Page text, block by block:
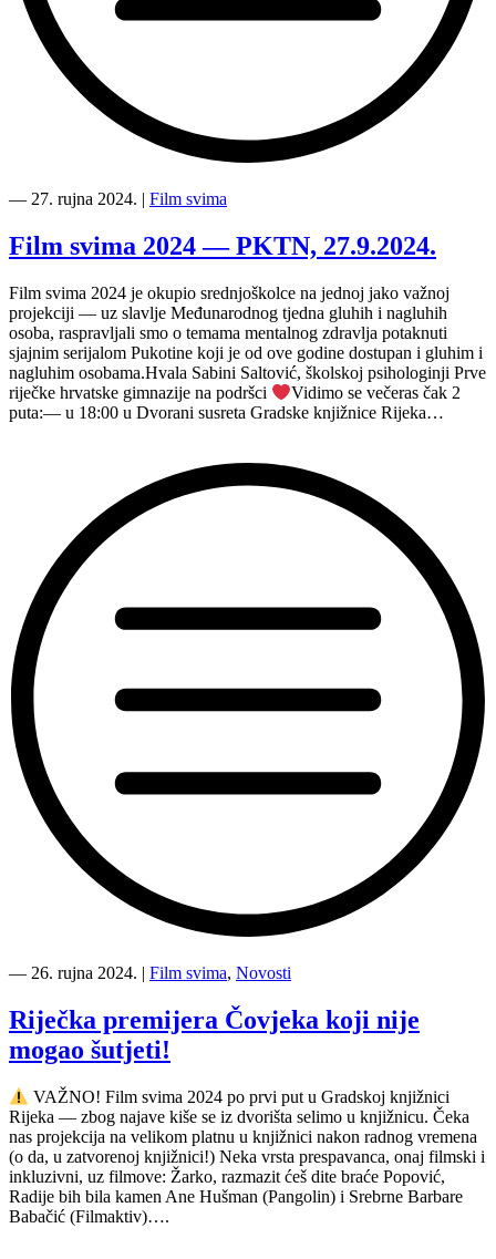
svima
Smjernice
za
kulturne
prakse”
― 27. rujna 2024. | Film svima
Film svima 2024 — PKTN, 27.9.2024.
Film svima 2024 je okupio srednjoškolce na jednoj jako važnoj
projekciji — uz slavlje Međunarodnog tjedna gluhih i nagluhih
osoba, raspravljali smo o temama mentalnog zdravlja potaknuti
sjajnim serijalom Pukotine koji je od ove godine dostupan i gluhim i
nagluhim osobama.Hvala Sabini Saltović, školskoj psihologinji Prve
riječke hrvatske gimnazije na podršci
Vidimo se večeras čak 2
puta:— u 18:00 u Dvorani susreta Gradske knjižnice Rijeka…
svima
—
PKTN,
27.9.2024.”
― 26. rujna 2024. | Film svima, Novosti
Riječka premijera Čovjeka koji nije
mogao šutjeti!
VAŽNO! Film svima 2024 po prvi put u Gradskoj knjižnici
Rijeka — zbog najave kiše se iz dvorišta selimo u knjižnicu. Čeka
nas projekcija na velikom platnu u knjižnici nakon radnog vremena
(o da, u zatvorenoj knjižnici!) Neka vrsta prespavanca, onaj filmski i
inkluzivni, uz filmove: Žarko, razmazit ćeš dite braće Popović,
Radije bih bila kamen Ane Hušman (Pangolin) i Srebrne Barbare
Babačić (Filmaktiv)….